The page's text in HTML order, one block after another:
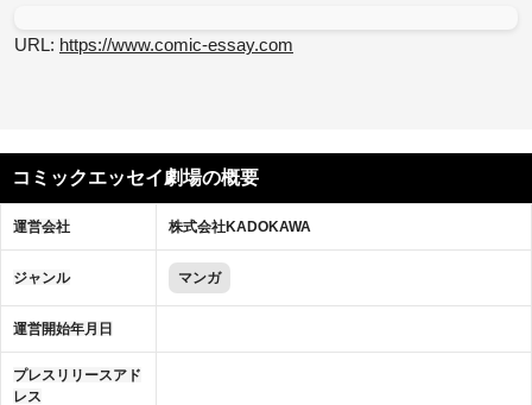
URL: https://www.comic-essay.com
コミックエッセイ劇場の概要
運営会社 株式会社KADOKAWA
ジャンル マンガ
運営開始年月日
プレスリリースアド
レス